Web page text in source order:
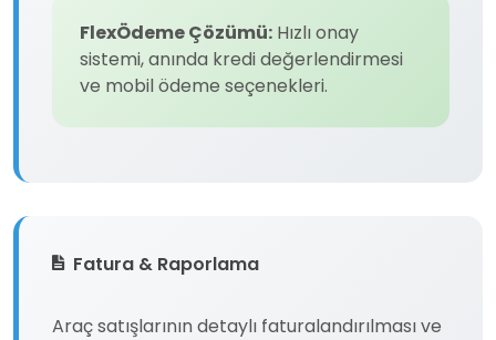
FlexÖdeme Çözümü: Hızlı onay
sistemi, anında kredi değerlendirmesi
ve mobil ödeme seçenekleri.
Fatura & Raporlama
Araç satışlarının detaylı faturalandırılması ve